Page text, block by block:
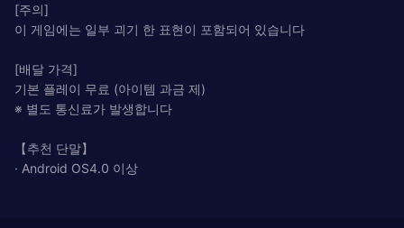
[주의]
이 게임에는 일부 괴기 한 표현이 포함되어 있습니다
[배달 가격]
기본 플레이 무료 (아이템 과금 제)
※ 별도 통신료가 발생합니다
【추천 단말】
· Android OS4.0 이상